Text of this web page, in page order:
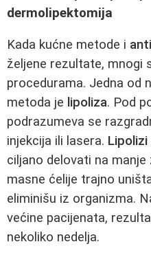
dermolipektomija
Kada kućne metode i
željene rezultate, mnogi
procedurama. Jedna od
metoda je lipoliza. Pod
podrazumeva se
injekcija ili lasera. Lipolizi
ciljano delovati na manje
masne ćelije trajno
eliminišu iz organizma.
većine pacijenata,
nekoliko nedelja.